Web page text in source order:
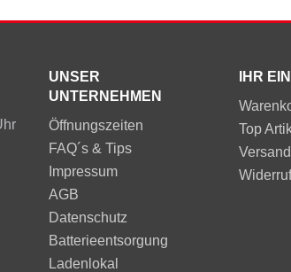
UNSER
UNTERNEHMEN
Öffnungszeiten
FAQ´s & Tips
Impressum
AGB
Datenschutz
Batterieentsorgung
Ladenlokal
IHR
Top